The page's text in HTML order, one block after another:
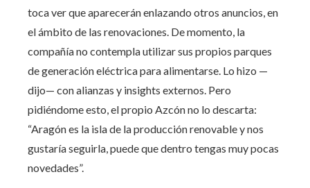
toca ver que aparecerán enlazando otros anuncios, en
el ámbito de las renovaciones. De momento, la
compañía no contempla utilizar sus propios parques
de generación eléctrica para alimentarse. Lo hizo —
dijo— con alianzas y insights externos. Pero
pidiéndome esto, el propio Azcón no lo descarta:
“Aragón es la isla de la producción renovable y nos
gustaría seguirla, puede que dentro tengas muy pocas
novedades”.